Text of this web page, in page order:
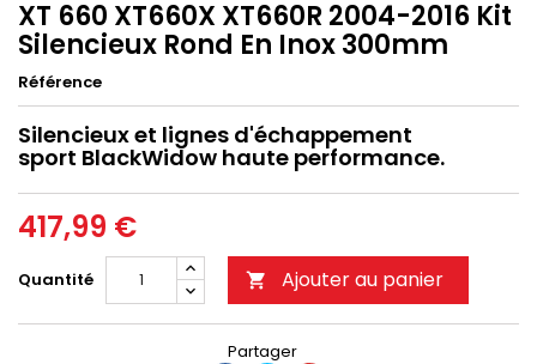
XT 660 XT660X XT660R 2004-2016 Kit
Silencieux Rond En Inox 300mm
Référence
Silencieux et lignes d'échappement
sport BlackWidow haute performance.
417,99 €
Quantité  Ajouter au panier
Partager